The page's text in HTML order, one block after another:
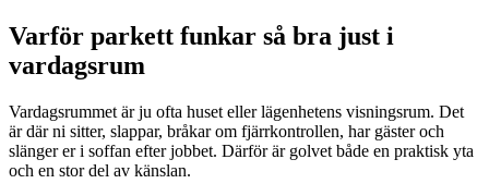
Varför parkett funkar så bra just i
vardagsrum
Vardagsrummet är ju ofta huset eller lägenhetens visningsrum. Det
är där ni sitter, slappar, bråkar om fjärrkontrollen, har gäster och
slänger er i soffan efter jobbet. Därför är golvet både en praktisk yta
och en stor del av känslan.